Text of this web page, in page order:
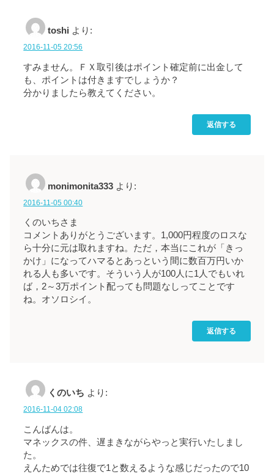
toshi より:
2016-11-05 20:56
すみません。ＦＸ取引後はポイント確定前に出金して
も、ポイントは付きますでしょうか？
分かりましたら教えてください。
返信する
monimonita333 より:
2016-11-05 00:40
くのいちさま
コメントありがとうございます。1,000円程度のロスな
ら十分に元は取れますね。ただ，本当にこれが「きっ
かけ」になってハマるとあっという間に数百万円いか
れる人も多いです。そういう人が100人に1人でもいれ
ば，2～3万ポイント配っても問題なしってことです
ね。オソロシイ。
返信する
くのいち より:
2016-11-04 02:08
こんばんは。
マネックスの件、遅まきながらやっと実行いたしまし
た。
えんためでは往復で1と数えるような感じだったので10